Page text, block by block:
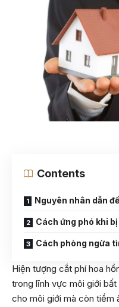
Contents
Nguyên nhân dẫn
Cách ứng phó khi
Cách phòng ngừa
Hiện tượng cắt phí hoa
trong lĩnh vực môi giới
cho môi giới mà còn tiềm